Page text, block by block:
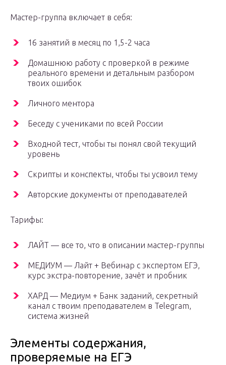
Мастер-группа включает в себя:
16 занятий в месяц по 1,5-2 часа
Домашнюю работу с проверкой в режиме
реального времени и детальным разбором
твоих ошибок
Личного ментора
Беседу с учениками по всей России
Входной тест, чтобы ты понял свой текущий
уровень
Скрипты и конспекты, чтобы ты усвоил тему
Авторские документы от преподавателей
Тарифы:
ЛАЙТ — все то, что в описании мастер-группы
МЕДИУМ — Лайт + Вебинар с экспертом ЕГЭ,
курс экстра-повторение, зачёт и пробник
ХАРД — Медиум + Банк заданий, секретный
канал с твоим преподавателем в Telegram,
система жизней
Элементы содержания,
проверяемые на ЕГЭ